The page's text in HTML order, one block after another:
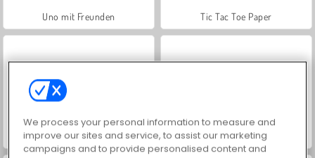
Uno mit Freunden Tic Tac Toe Paper
Tic Tac Toe: Simpel Hidden Object: Street of Secrets
We process your personal information to measure and
improve our sites and service, to assist our marketing
campaigns and to provide personalised content and